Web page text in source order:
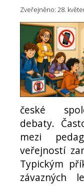
Zveřejněno: 28.
české
debaty.
mezi
veřejností
Typickým
závazných